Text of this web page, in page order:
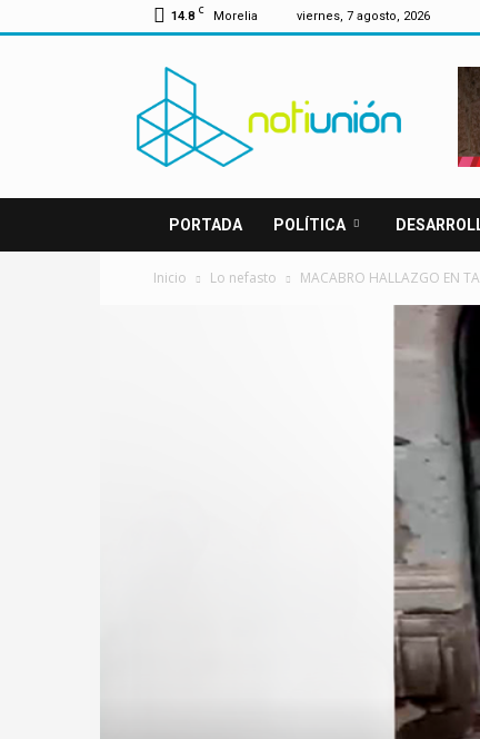
14.8 C Morelia viernes, 7 agosto, 2026
Notiunión
PORTADA POLÍTICA
Inicio Lo nefasto MACABRO HALLAZGO EN